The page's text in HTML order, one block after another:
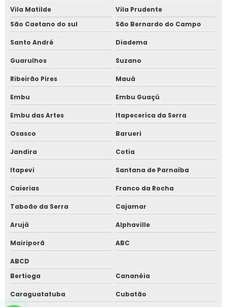
Vila Matilde
Vila Prudente
São Caetano do sul
São Bernardo do Campo
Santo André Diadema
Guarulhos Suzano
Ribeirão Pires Mauá
Embu Embu Guaçú
Embu das Artes Itapecerica da Serra
Osasco Barueri
Jandira Cotia
Itapevi Santana de Parnaíba
Caierias Franco da Rocha
Taboão da Serra Cajamar
Arujá Alphaville
Mairiporã ABC
ABCD
Bertioga
Cananéia
Caraguatatuba Cubatão